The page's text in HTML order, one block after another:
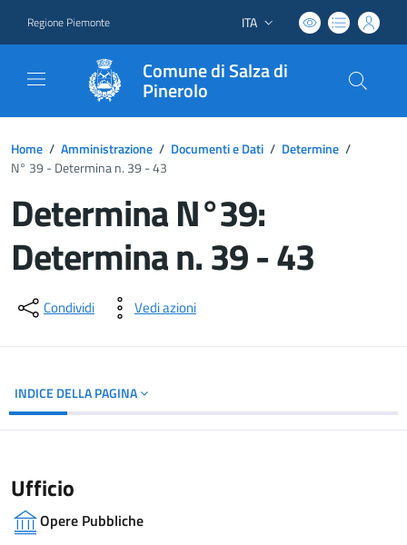
Regione Piemonte Lingua attiva:
ITA
Comune di Salza di
Pinerolo
Home / Amministrazione / Documenti e Dati / Determine /
N° 39 - Determina n. 39 - 43
Determina N°39:
Determina n. 39 - 43
Dettagli del documento
Condividi Vedi azioni
INDICE DELLA PAGINA
Ufficio
Opere Pubbliche